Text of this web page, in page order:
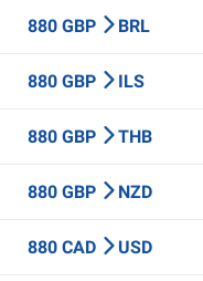
880 GBP BRL
880 GBP ILS
880 GBP THB
880 GBP NZD
880 CAD USD